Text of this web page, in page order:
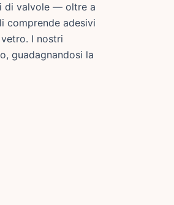
di valvole — oltre a
comprende adesivi
I nostri
guadagnandosi la